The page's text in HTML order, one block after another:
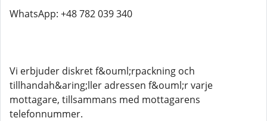
WhatsApp: +48 782 039 340
Vi erbjuder diskret f&ouml;rpackning och
tillhandah&aring;ller adressen f&ouml;r varje
mottagare, tillsammans med mottagarens
telefonnummer.